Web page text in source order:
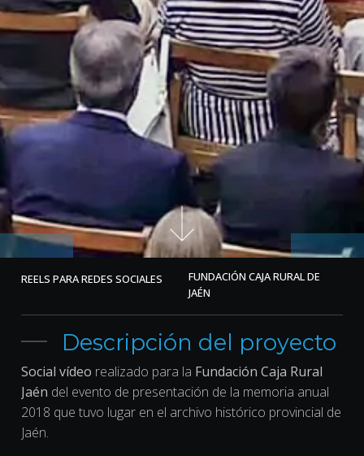
REELS PARA REDES SOCIALES
FUNDACIÓN CAJA RURAL DE
JAÉN
Descripción del proyecto
Social vídeo realizado para la Fundación Caja Rural
Jaén del evento de presentación de la memoria anual
2018 que tuvo lugar en el archivo histórico provincial de
Jaén.